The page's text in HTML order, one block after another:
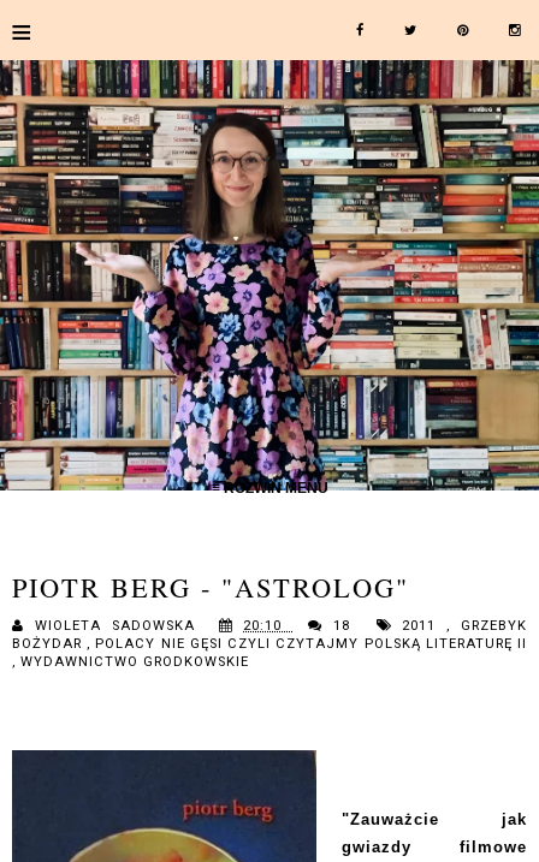
≡
≡ ROZWIŃ MENU
PIOTR BERG - "ASTROLOG"
WIOLETA SADOWSKA 20:10 18 2011, GRZEBYK
BOŻYDAR, POLACY NIE GĘSI CZYLI CZYTAJMY POLSKĄ LITERATURĘ II
, WYDAWNICTWO GRODKOWSKIE
"Zauważcie jak
gwiazdy filmowe